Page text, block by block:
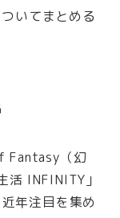
いてまとめる
Fantasy（幻
活 INFINITY」
年注目を集め